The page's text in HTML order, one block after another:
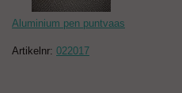
Aluminium pen puntvaas
Artikelnr: 022017